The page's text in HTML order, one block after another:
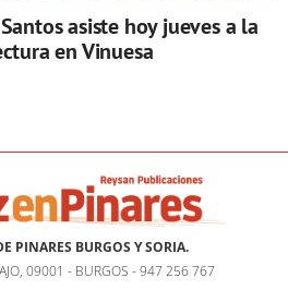
asiste hoy jueves a la
en Vinuesa
PINARES BURGOS Y SORIA.
09001 - BURGOS - 947 256 767